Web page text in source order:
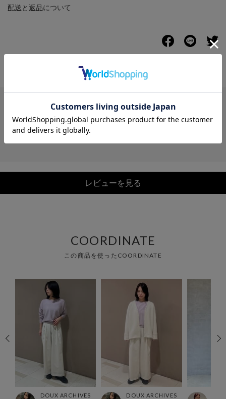
配送と返品について
レビュー
レビューを見る
COORDINATE
この商品を使ったCOORDINATE
DOUX ARCHIVES DOUX ARCHIVES